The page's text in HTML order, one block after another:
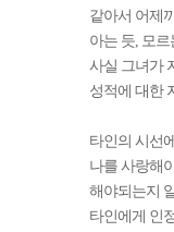
같아서 어제
아는 듯, 모
사실 그녀가
성적에 대한
타인의 시선
나를 사랑해
해야되는지
타인에게 인